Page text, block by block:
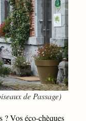
de Passage)
Vos éco-chèques